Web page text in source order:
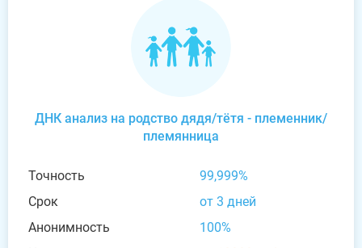
ДНК анализ на родство дядя/тётя - племенник/
племянница
Точность
99,999%
Срок
от 3 дней
Анонимность
100%